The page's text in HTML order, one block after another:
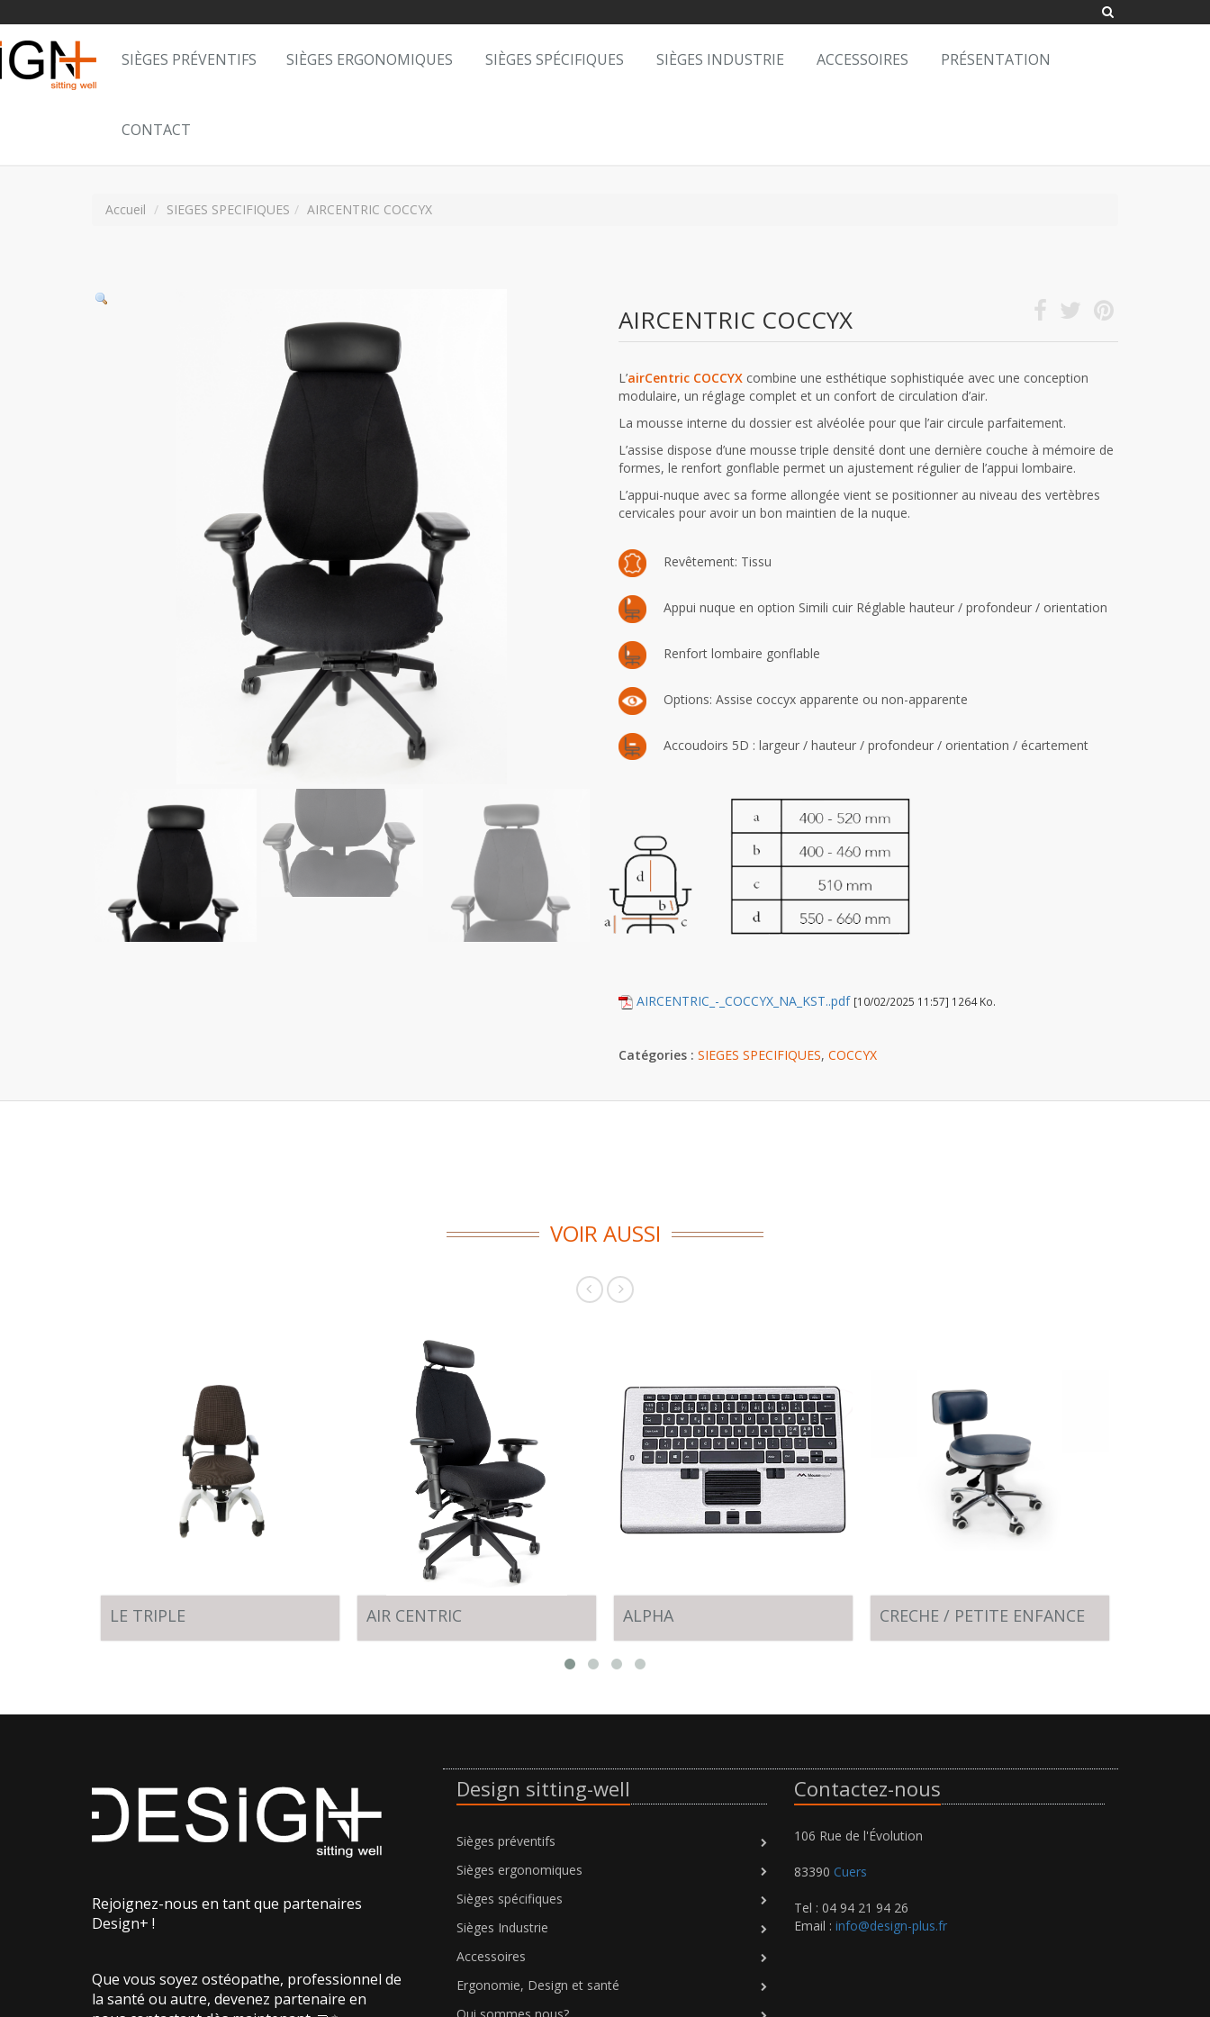
SIÈGES PRÉVENTIFS SIÈGES ERGONOMIQUES SIÈGES SPÉCIFIQUES SIÈGES INDUSTRIE ACCESSOIRES PRÉSENTATION
CONTACT
Accueil SIEGES SPECIFIQUES AIRCENTRIC COCCYX
AIRCENTRIC COCCYX
L’airCentric COCCYX combine une esthétique sophistiquée avec une conception
modulaire, un réglage complet et un confort de circulation d’air.
La mousse interne du dossier est alvéolée pour que l’air circule parfaitement.
L’assise dispose d’une mousse triple densité dont une dernière couche à mémoire de
formes, le renfort gonflable permet un ajustement régulier de l’appui lombaire.
L’appui-nuque avec sa forme allongée vient se positionner au niveau des vertèbres
cervicales pour avoir un bon maintien de la nuque.
Revêtement: Tissu
Appui nuque en option Simili cuir Réglable hauteur / profondeur / orientation
Renfort lombaire gonflable
Options: Assise coccyx apparente ou non-apparente
Accoudoirs 5D : largeur / hauteur / profondeur / orientation / écartement
AIRCENTRIC_-_COCCYX_NA_KST..pdf [10/02/2025 11:57] 1264 Ko.
Catégories : SIEGES SPECIFIQUES, COCCYX
VOIR AUSSI
LE TRIPLE AIR CENTRIC ALPHA CRECHE / PETITE ENFANCE
Rejoignez-nous en tant que partenaires
Design+ !
Que vous soyez ostéopathe, professionnel de
la santé ou autre, devenez partenaire en
Design sitting-well
Sièges préventifs
Sièges ergonomiques
Sièges spécifiques
Sièges Industrie
Accessoires
Ergonomie, Design et santé
Qui sommes nous?
Contactez-nous
106 Rue de l'Évolution
83390 Cuers
Tel : 04 94 21 94 26
Email : info@design-plus.fr